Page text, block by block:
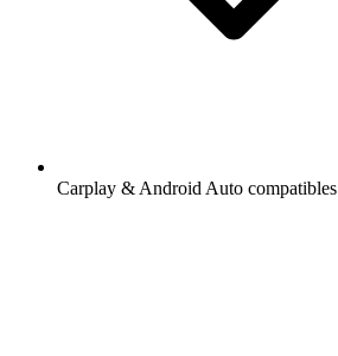
Carplay & Android Auto compatibles